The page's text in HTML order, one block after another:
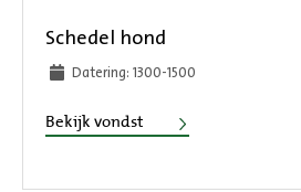
Schedel hond
Datering: 1300-1500
Bekijk vondst Schedel hond